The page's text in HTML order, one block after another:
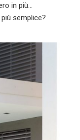
in più…
semplice?